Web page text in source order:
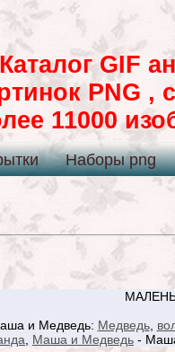
GIF
PNG ,
11000
Наборы png
и Медведь: Медведь,
Маша и Медведь -